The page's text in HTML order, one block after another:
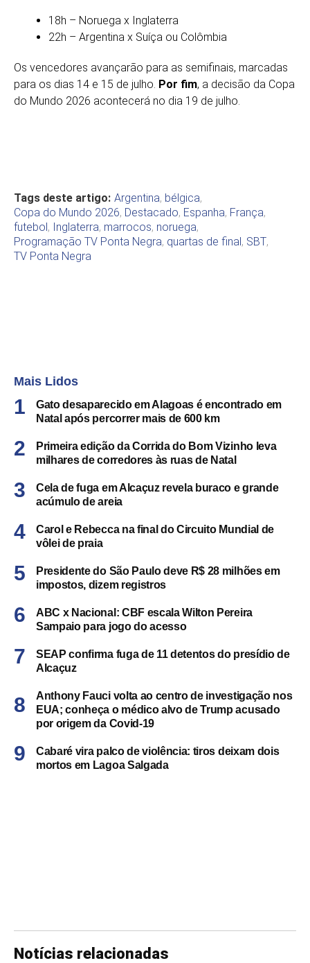
18h – Noruega x Inglaterra
22h – Argentina x Suíça ou Colômbia
Os vencedores avançarão para as semifinais, marcadas
para os dias 14 e 15 de julho. Por fim, a decisão da Copa
do Mundo 2026 acontecerá no dia 19 de julho.
Tags deste artigo: Argentina, bélgica,
Copa do Mundo 2026, Destacado, Espanha, França,
futebol, Inglaterra, marrocos, noruega,
Programação TV Ponta Negra, quartas de final, SBT,
TV Ponta Negra
Mais Lidos
Gato desaparecido em Alagoas é encontrado em
Natal após percorrer mais de 600 km
Primeira edição da Corrida do Bom Vizinho leva
milhares de corredores às ruas de Natal
Cela de fuga em Alcaçuz revela buraco e grande
acúmulo de areia
Carol e Rebecca na final do Circuito Mundial de
vôlei de praia
Presidente do São Paulo deve R$ 28 milhões em
impostos, dizem registros
ABC x Nacional: CBF escala Wilton Pereira
Sampaio para jogo do acesso
SEAP confirma fuga de 11 detentos do presídio de
Alcaçuz
Anthony Fauci volta ao centro de investigação nos
EUA; conheça o médico alvo de Trump acusado
por origem da Covid-19
Cabaré vira palco de violência: tiros deixam dois
mortos em Lagoa Salgada
Notícias relacionadas